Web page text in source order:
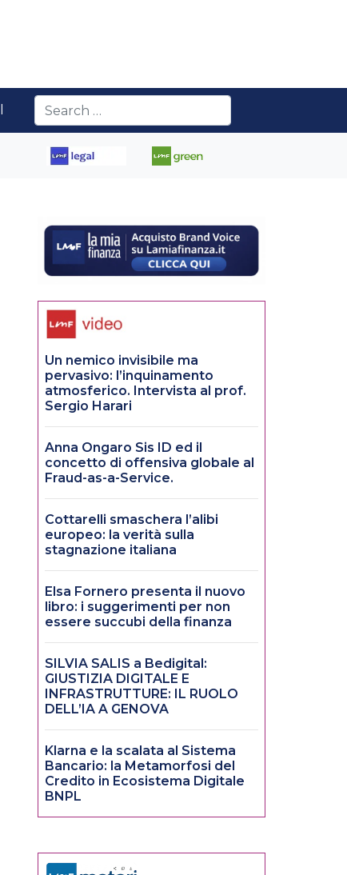
Un nemico invisibile ma
pervasivo: l’inquinamento
atmosferico. Intervista al prof.
Sergio Harari
Anna Ongaro Sis ID ed il
concetto di offensiva globale al
Fraud-as-a-Service.
Cottarelli smaschera l’alibi
europeo: la verità sulla
stagnazione italiana
Elsa Fornero presenta il nuovo
libro: i suggerimenti per non
essere succubi della finanza
SILVIA SALIS a Bedigital:
GIUSTIZIA DIGITALE E
INFRASTRUTTURE: IL RUOLO
DELL’IA A GENOVA
Klarna e la scalata al Sistema
Bancario: la Metamorfosi del
Credito in Ecosistema Digitale
BNPL